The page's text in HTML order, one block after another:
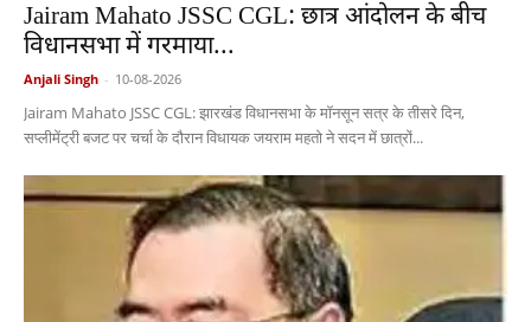
Jairam Mahato JSSC CGL: छात्र आंदोलन के बीच
विधानसभा में गरमाया...
Anjali Singh - 10-08-2026
Jairam Mahato JSSC CGL: झारखंड विधानसभा के मॉनसून सत्र के तीसरे दिन,
सप्लीमेंट्री बजट पर चर्चा के दौरान विधायक जयराम महतो ने सदन में छात्रों...